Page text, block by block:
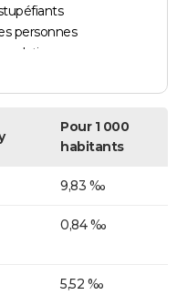
personnes
Pour 1 000
habitants
9,83 ‰
0,84 ‰
5,52 ‰